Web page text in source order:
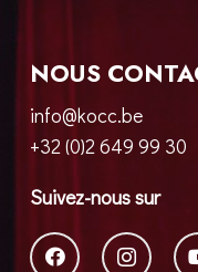
NOUS
info@kocc.be
+32 (0)2 649 99 30
Suivez-nous sur